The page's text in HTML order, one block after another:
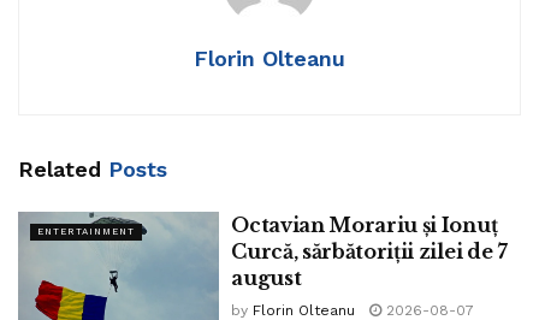
Florin Olteanu
Related Posts
ENTERTAINMENT
Octavian Morariu și Ionuț
Curcă, sărbătoriții zilei de 7
august
by Florin Olteanu 2026-08-07